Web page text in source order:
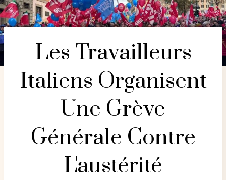
Les Travailleurs
Italiens Organisent
Une Grève
Générale Contre
L'austérité